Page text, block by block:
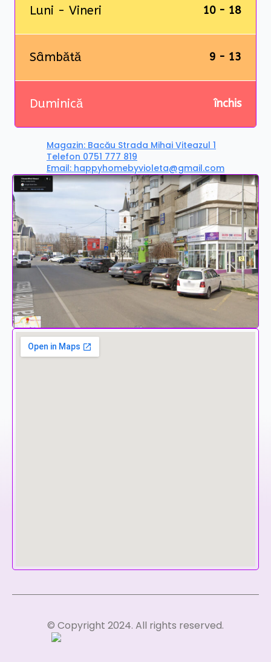
Luni - Vineri 10 - 18
Sâmbătă 9 - 13
Duminică închis
Magazin: Bacău Strada Mihai Viteazul 1
Telefon 0751 777 819
Email: happyhomebyvioleta@gmail.com
© Copyright 2024. All rights reserved.